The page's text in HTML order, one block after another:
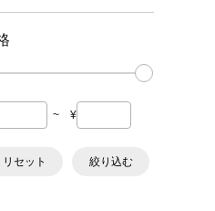
~ ¥
リセット 絞り込む